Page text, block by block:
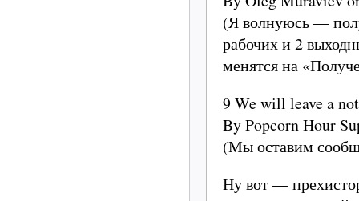
(Я волнуюсь —
рабочих и 2
менятся на
9 We will leave a
By Popcorn Hour
(Мы оставим
Ну вот —